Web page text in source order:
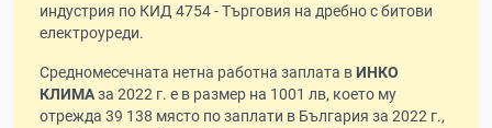
индустрия по КИД 4754 - Търговия на дребно с битови
електроуреди.
Средномесечната нетна работна заплата вИНКО
КЛИМАза 2022 г. е в размер на 1001 лв, което му
отрежда 39 138 място по заплати в България за 2022 г.,